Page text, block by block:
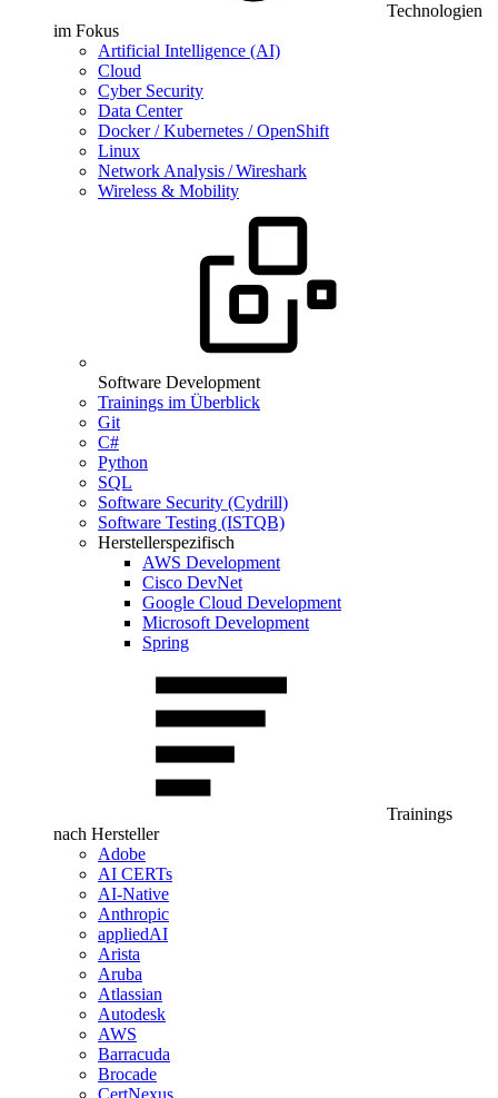
Technologien
im Fokus
Artificial Intelligence (AI)
Cloud
Cyber Security
Data Center
Docker / Kubernetes / OpenShift
Linux
Network Analysis / Wireshark
Wireless & Mobility
Software Development
Trainings im Überblick
Git
C#
Python
SQL
Software Security (Cydrill)
Software Testing (ISTQB)
Herstellerspezifisch
AWS Development
Cisco DevNet
Google Cloud Development
Microsoft Development
Spring
Trainings
nach Hersteller
Adobe
AI CERTs
AI-Native
Anthropic
appliedAI
Arista
Aruba
Atlassian
Autodesk
AWS
Barracuda
Brocade
CertNexus